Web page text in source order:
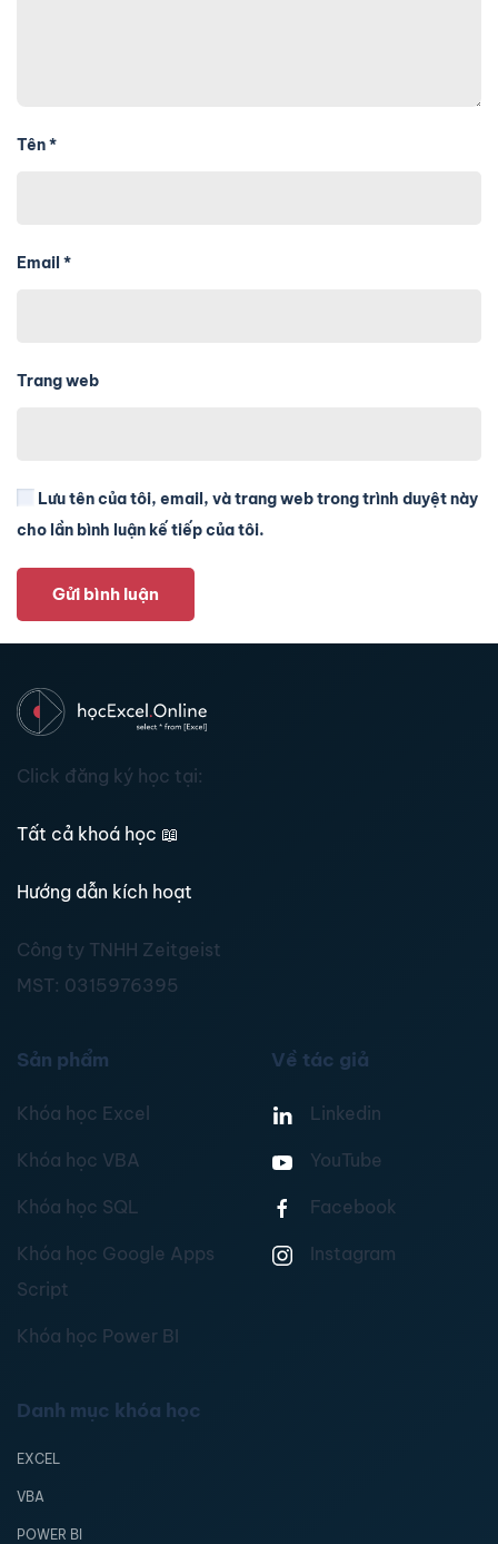
Tên*
Email *
Trang web
Lưu tên của tôi, email, và trang web trong trình duyệt này
cho lần bình luận kế tiếp của tôi.
Gửi bình luận
Click đăng ký học tại:
Tất cả khoá học 📖
Hướng dẫn kích hoạt
Công ty TNHH Zeitgeist
MST: 0315976395
Sản phẩm
Khóa học Excel
Khóa học VBA
Khóa học SQL
Khóa học Google Apps
Script
Khóa học Power BI
Về tác giả
Linkedin
YouTube
Facebook
Instagram
Danh mục khóa học
EXCEL
VBA
POWER BI